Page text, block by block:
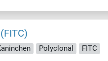
Polyclonal FITC